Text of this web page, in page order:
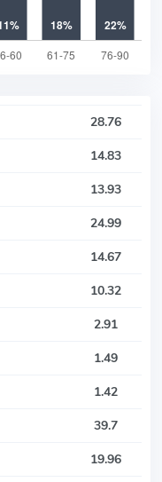
28.76
14.83
13.93
24.99
14.67
10.32
2.91
1.49
1.42
39.7
19.96